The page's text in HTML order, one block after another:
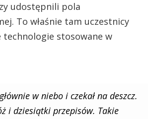
udostępnili pola
To właśnie tam uczestnicy
technologie stosowane w
w niebo i czekał na deszcz.
i dziesiątki przepisów. Takie